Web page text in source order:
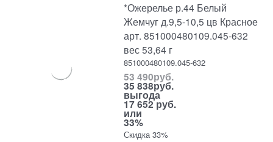
*Ожерелье р.44 Белый
Жемчуг д.9,5-10,5 цв Красное
арт. 851000480109.045-632
вес 53,64 г
851000480109.045-632
53 490руб.
35 838руб.
выгода
17 652 руб.
или
33%
Скидка 33%